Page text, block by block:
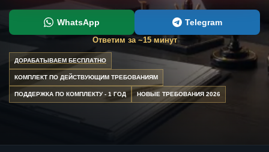
WhatsApp Telegram
Ответим за ~15 минут
ДОРАБАТЫВАЕМ БЕСПЛАТНО
КОМПЛЕКТ ПО ДЕЙСТВУЮЩИМ ТРЕБОВАНИЯМ
ПОДДЕРЖКА ПО КОМПЛЕКТУ - 1 ГОД НОВЫЕ ТРЕБОВАНИЯ 2026